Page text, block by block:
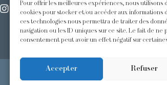
Pour offrir les meilleures expériences, nous utilisons
cookies pour stocker et/ou accéder aux informations
ces technologies nous permettra de traiter des
navigation ou les ID uniques sur ce site. Le fait de
consentement peut avoir un effet négatif sur
Accepter Refuser
@odiot.paris @Odiot